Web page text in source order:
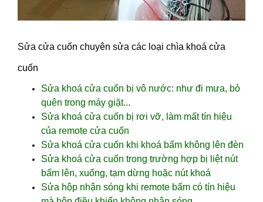
Sửa cửa cuốn chuyên sửa các loại chìa khoá cửa
cuốn
Sửa khoá cửa cuốn bị vô nước: như đi mưa, bỏ
quên trong máy giặt...
Sửa khoá cửa cuốn bị rơi vỡ, làm mất tín hiệu
của remote cửa cuốn
Sửa khoá cửa cuốn khi khoá bấm không lên đèn
Sửa khoá cửa cuốn trong trường hợp bị liệt nút
bấm lên, xuống, tạm dừng hoặc nút khoá
Sửa hộp nhận sóng khi remote bấm có tín hiệu